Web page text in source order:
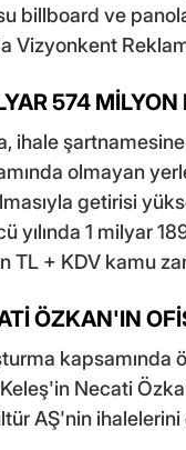
billboard ve
Vizyonkent
574
ihale
olmayan
getirisi
yılında 1 milyar
TL + KDV kamu
ÖZKAN'IN
kapsamında
Necati
AŞ'nin